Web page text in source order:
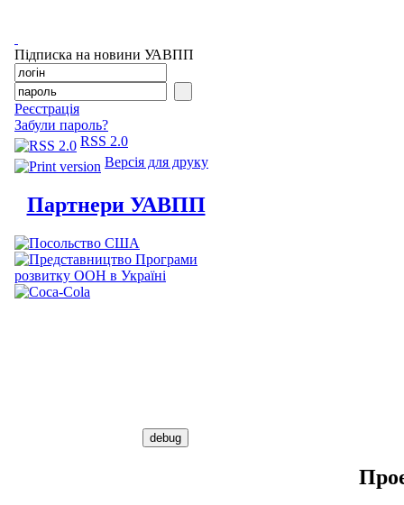
Підписка на новини УАВПП
Реєстрація
Забули пароль?
RSS 2.0
Версія для друку
Партнери УАВПП